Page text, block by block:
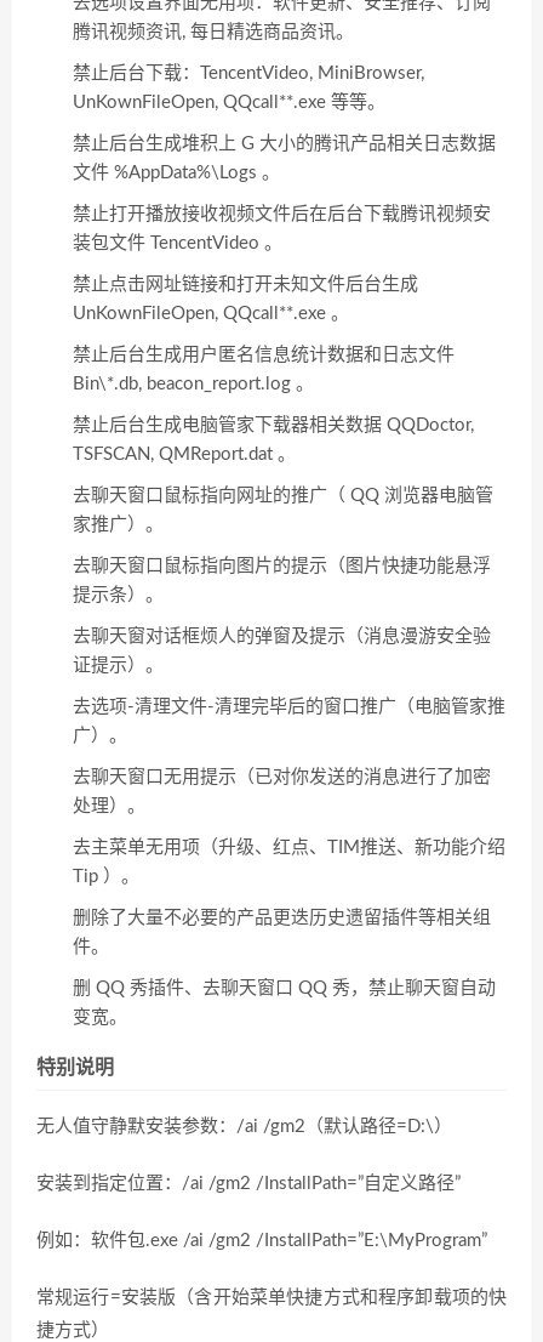
腾讯视频资讯, 每日精选商品资讯。
禁止后台下载：TencentVideo, MiniBrowser,
UnKownFileOpen, QQcall**.exe 等等。
禁止后台生成堆积上 G 大小的腾讯产品相关日志数据
文件 %AppData%\Logs 。
禁止打开播放接收视频文件后在后台下载腾讯视频安
装包文件 TencentVideo 。
禁止点击网址链接和打开未知文件后台生成
UnKownFileOpen, QQcall**.exe 。
禁止后台生成用户匿名信息统计数据和日志文件
Bin\*.db, beacon_report.log 。
禁止后台生成电脑管家下载器相关数据 QQDoctor,
TSFSCAN, QMReport.dat 。
去聊天窗口鼠标指向网址的推广（ QQ 浏览器电脑管
家推广）。
去聊天窗口鼠标指向图片的提示（图片快捷功能悬浮
提示条）。
去聊天窗对话框烦人的弹窗及提示（消息漫游安全验
证提示）。
去选项-清理文件-清理完毕后的窗口推广（电脑管家推
广）。
去聊天窗口无用提示（已对你发送的消息进行了加密
处理）。
去主菜单无用项（升级、红点、TIM推送、新功能介绍
Tip ）。
删除了大量不必要的产品更迭历史遗留插件等相关组
件。
删 QQ 秀插件、去聊天窗口 QQ 秀，禁止聊天窗自动
变宽。
特别说明
无人值守静默安装参数：/ai /gm2（默认路径=D:\）
安装到指定位置：/ai /gm2 /InstallPath=”自定义路径”
例如：软件包.exe /ai /gm2 /InstallPath=”E:\MyProgram”
常规运行=安装版（含开始菜单快捷方式和程序卸载项的快
捷方式）